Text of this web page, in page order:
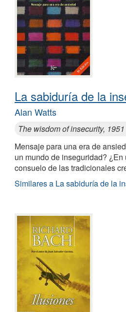
La sabiduría de la
Alan Watts
The wisdom of insecurity, 1951
Mensaje para una era de
un mundo de inseguridad?
consuelo de las tradicionales
Similares a La sabiduría de la